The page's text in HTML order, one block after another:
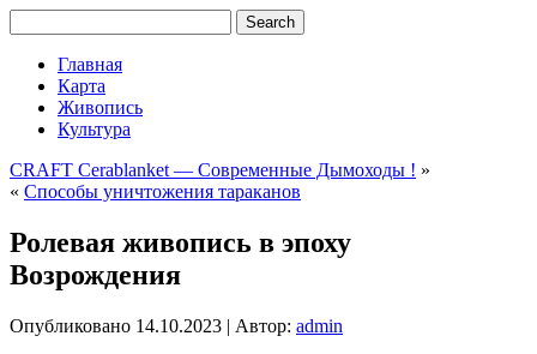
Главная
Карта
Живопись
Культура
CRAFT Cerablanket — Современные Дымоходы ! »
« Способы уничтожения тараканов
Ролевая живопись в эпоху
Возрождения
Опубликовано 14.10.2023 | Автор: admin